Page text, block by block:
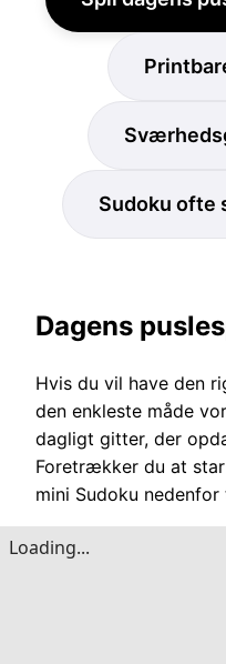
Sudoku ofte
Dagens
Hvis du vil have den
den enkleste måde
dagligt gitter, der
Foretrækker du at
mini Sudoku